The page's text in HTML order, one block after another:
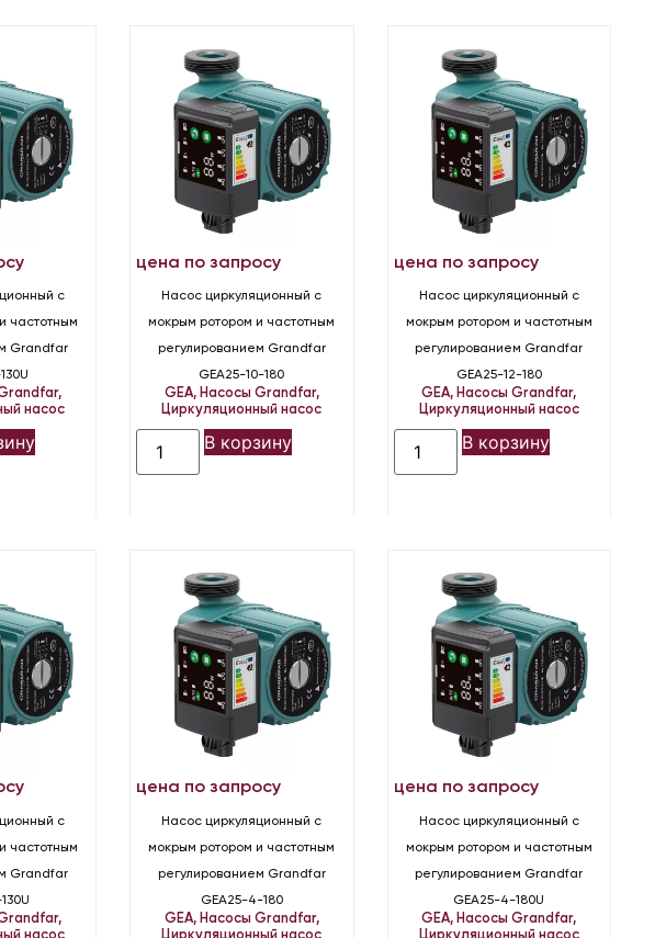
с
частотным
Grandfar
,
насос
цена по запросу
Насос циркуляционный с
мокрым ротором и частотным
регулированием Grandfar
GEA25-10-180
GEA, Насосы Grandfar,
Циркуляционный насос
В корзину
цена по запросу
Насос циркуляционный с
мокрым ротором и частотным
регулированием Grandfar
GEA25-12-180
GEA, Насосы Grandfar,
Циркуляционный насос
В корзину
с
частотным
Grandfar
,
насос
цена по запросу
Насос циркуляционный с
мокрым ротором и частотным
регулированием Grandfar
GEA25-4-180
GEA, Насосы Grandfar,
Циркуляционный насос
цена по запросу
Насос циркуляционный с
мокрым ротором и частотным
регулированием Grandfar
GEA25-4-180U
GEA, Насосы Grandfar,
Циркуляционный насос